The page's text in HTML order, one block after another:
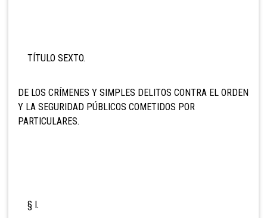
TÍTULO SEXTO.
DE LOS CRÍMENES Y SIMPLES DELITOS CONTRA EL ORDEN
Y LA SEGURIDAD PÚBLICOS COMETIDOS POR
PARTICULARES.
§ I.